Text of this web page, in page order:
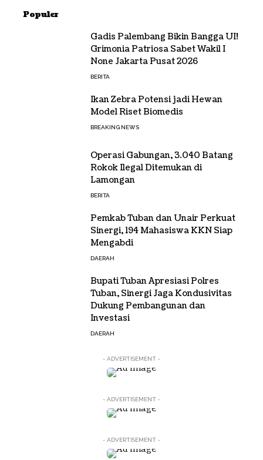
Populer
Gadis Palembang Bikin Bangga UI!
Grimonia Patriosa Sabet Wakil I
None Jakarta Pusat 2026
BERITA
Ikan Zebra Potensi jadi Hewan
Model Riset Biomedis
BREAKING NEWS
Operasi Gabungan, 3.040 Batang
Rokok Ilegal Ditemukan di
Lamongan
BERITA
Pemkab Tuban dan Unair Perkuat
Sinergi, 194 Mahasiswa KKN Siap
Mengabdi
DAERAH
Bupati Tuban Apresiasi Polres
Tuban, Sinergi Jaga Kondusivitas
Dukung Pembangunan dan
Investasi
DAERAH
- ADVERTISEMENT -
- ADVERTISEMENT -
- ADVERTISEMENT -